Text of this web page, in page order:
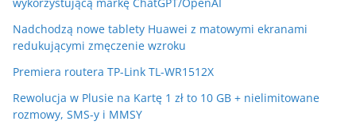
Nadchodzą nowe tablety Huawei z matowymi ekranami
redukującymi zmęczenie wzroku
Premiera routera TP-Link TL-WR1512X
Rewolucja w Plusie na Kartę 1 zł to 10 GB + nielimitowane
rozmowy, SMS-y i MMSY